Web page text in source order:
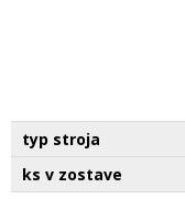
typ stroja
ks v zostave